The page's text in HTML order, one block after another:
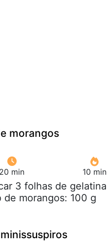
morangos
20 min 10 min
3 folhas de gelatina
de morangos: 100 g